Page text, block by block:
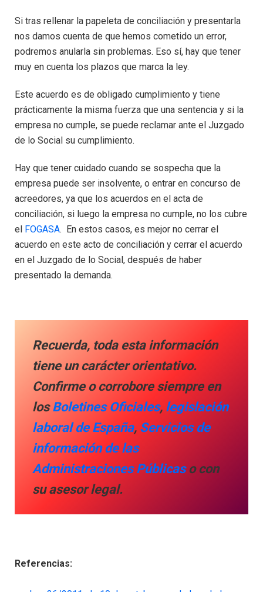
Si tras rellenar la papeleta de conciliación y presentarla
nos damos cuenta de que hemos cometido un error,
podremos anularla sin problemas. Eso sí, hay que tener
muy en cuenta los plazos que marca la ley.
Este acuerdo es de obligado cumplimiento y tiene
prácticamente la misma fuerza que una sentencia y si la
empresa no cumple, se puede reclamar ante el Juzgado
de lo Social su cumplimiento.
Hay que tener cuidado cuando se sospecha que la
empresa puede ser insolvente, o entrar en concurso de
acreedores, ya que los acuerdos en el acta de
conciliación, si luego la empresa no cumple, no los cubre
el FOGASA. En estos casos, es mejor no cerrar el
acuerdo en este acto de conciliación y cerrar el acuerdo
en el Juzgado de lo Social, después de haber
presentado la demanda.
Recuerda, toda esta información
tiene un carácter orientativo.
Confirme o corrobore siempre en
losBoletines Oficiales, legislación
laboral de España, Servicios de
información de las
Administraciones Públicaso con
su asesor legal.
Referencias: